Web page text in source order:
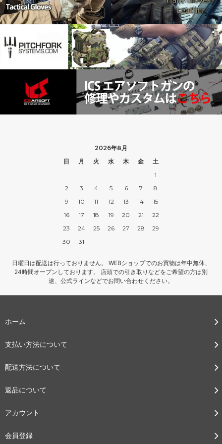
2026年8月
日
月 火 水 木 金
土
1
2
3 4 5 6 7
8
9
10 11 12 13 14
15
16
17 18 19 20 21
22
23
24 25 26 27 28
29
30
31
日曜日は配送は行っておりません。 WEBショップでのお買物は年中無休、
24時間オープンしております。 店頭での引き取りなどをご希望の方は別
途、公式ラインなどでお問い合わせください。
ホーム
支払い方法について
配送方法について
返品について
アカウント
会員登録